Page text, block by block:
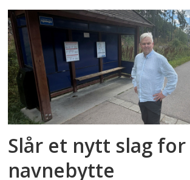
Slår et nytt slag for
navnebytte